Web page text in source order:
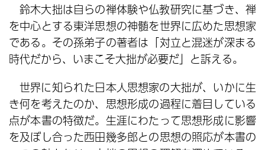
鈴木大拙は自らの禅体験や仏教研究に基づき、禅
を中心とする東洋思想の神髄を世界に広めた思想家
である。その孫弟子の著者は「対立と混迷が深まる
時代だから、いまこそ大拙が必要だ」と訴える。
世界に知られた日本人思想家の大拙が、いかに生
き何を考えたのか、思想形成の過程に着目している
点が本書の特徴だ。生涯にわたって思想形成に影響
を及ぼし合った西田幾多郎との思想の照応が本書の